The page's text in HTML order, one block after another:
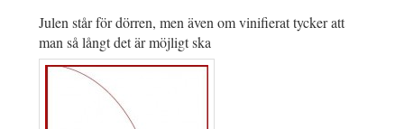
Julen står för dörren, men även om vinifierat tycker att
man så långt det är möjligt ska